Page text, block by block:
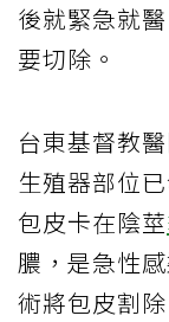
後就緊急就
要切除。
台東基督教
生殖器部位
包皮卡在陰莖
膿，是急性
術將包皮割除